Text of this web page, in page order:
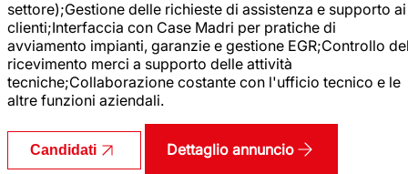
settore);Gestione delle richieste di assistenza e supporto ai
clienti;Interfaccia con Case Madri per pratiche di
avviamento impianti, garanzie e gestione EGR;Controllo
ricevimento merci a supporto delle attività
tecniche;Collaborazione costante con l'ufficio tecnico e le
altre funzioni aziendali.
Candidati Dettaglio annuncio